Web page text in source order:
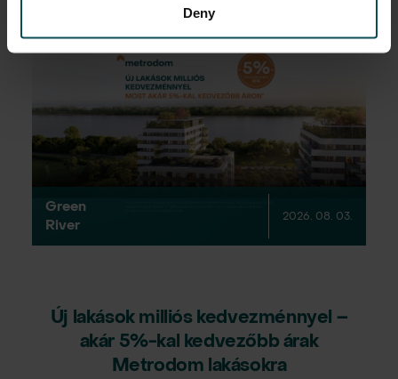
Deny
Green
River
2026. 08. 03.
Új lakások milliós kedvezménnyel –
akár 5%-kal kedvezőbb árak
Metrodom lakásokra